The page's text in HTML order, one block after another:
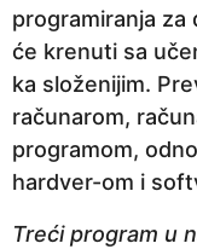
programiranja za
će krenuti sa
ka složenijim.
računarom,
programom,
hardver-om i
Treći program u